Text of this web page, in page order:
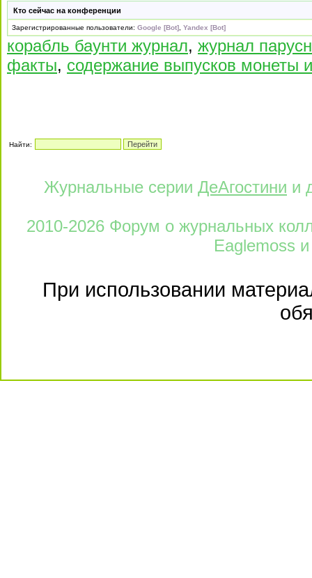
Кто сейчас на конференции
Зарегистрированные пользователи: Google [Bot] Yandex [Bot]
корабль баунти журнал, журнал
факты, содержание выпусков монеты
Найти:
Журнальные серии ДеАгостини и
2010-2026 Форум о журнальных
Eaglemoss и
При использовании